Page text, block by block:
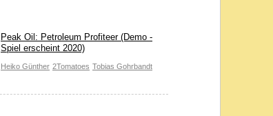
Peak Oil: Petroleum Profiteer (Demo -
Spiel erscheint 2020)
Heiko Günther 2Tomatoes Tobias Gohrbandt